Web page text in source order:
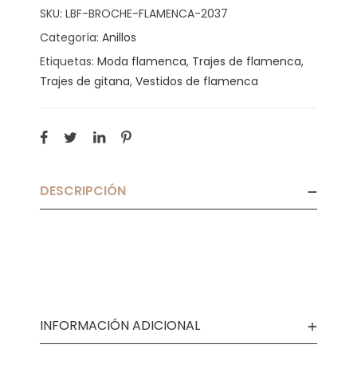
SKU: LBF-BROCHE-FLAMENCA-2037
Categoría: Anillos
Etiquetas: Moda flamenca, Trajes de flamenca,
Trajes de gitana, Vestidos de flamenca
DESCRIPCIÓN
INFORMACIÓN ADICIONAL